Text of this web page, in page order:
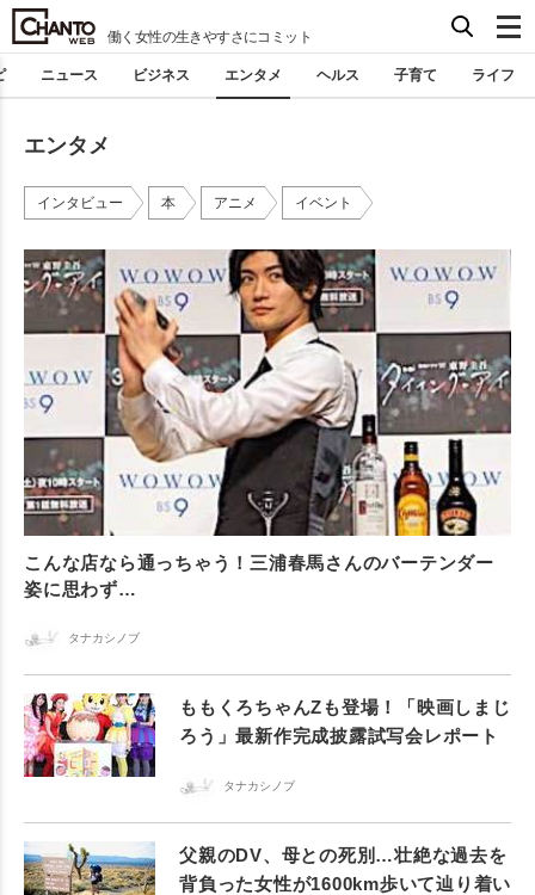
働く女性の生きやすさにコミット
ニュース ビジネス エンタメ ヘルス 子育て ライフ
エンタメ
インタビュー 本 アニメ イベント
こんな店なら通っちゃう！三浦春馬さんのバーテンダー
姿に思わず…
タナカシノブ
ももくろちゃんZも登場！「映画しまじ
ろう」最新作完成披露試写会レポート
タナカシノブ
父親のDV、母との死別…壮絶な過去を
背負った女性が1600km歩いて辿り着い